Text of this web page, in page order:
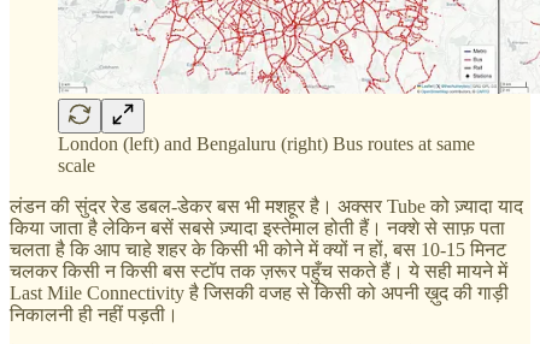
London (left) and Bengaluru (right) Bus routes at same
scale
लंडन की सुंदर रेड डबल-डेकर बस भी मशहूर है। अक्सर Tube को ज़्यादा याद
किया जाता है लेकिन बसें सबसे ज़्यादा इस्तेमाल होती हैं। नक्शे से साफ़ पता
चलता है कि आप चाहे शहर के किसी भी कोने में क्यों न हों, बस 10-15 मिनट
चलकर किसी न किसी बस स्टॉप तक ज़रूर पहुँच सकते हैं। ये सही मायने में
Last Mile Connectivity है जिसकी वजह से किसी को अपनी ख़ुद की गाड़ी
निकालनी ही नहीं पड़ती।